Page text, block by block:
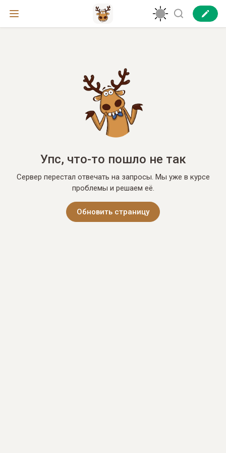
Упс, что-то пошло не так
Сервер перестал отвечать на запросы. Мы уже в курсе
проблемы и решаем её.
Обновить страницу